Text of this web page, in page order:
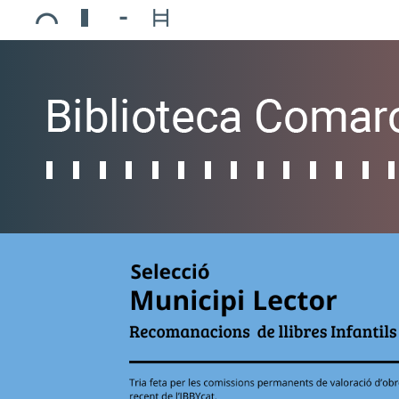
Ajuntament de Mollerussa
Biblioteca Comarcal Jaume Vila
Piscines de Mollerussa